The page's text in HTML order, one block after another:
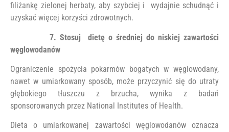
filiżankę zielonej herbaty, aby szybciej i wydajnie schudnąć i
uzyskać więcej korzyści zdrowotnych.
7. Stosuj dietę o średniej do niskiej zawartości
węglowodanów
Ograniczenie spożycia pokarmów bogatych w węglowodany,
nawet w umiarkowany sposób, może przyczynić się do utraty
głębokiego tłuszczu z brzucha, wynika z badań
sponsorowanych przez National Institutes of Health.
Dieta o umiarkowanej zawartości węglowodanów oznacza